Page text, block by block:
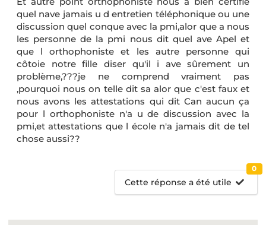
quel nave jamais u d entretien téléphonique ou une
discussion quel conque avec la pmi,alor que a nous
les personne de la pmi nous dit quel ave Apel et
que l orthophoniste et les autre personne qui
côtoie notre fille diser qu'il i ave sûrement un
problème,???je ne comprend vraiment pas
,pourquoi nous on telle dit sa alor que c'est faux et
nous avons les attestations qui dit Can aucun ça
pour l orthophoniste n'a u de discussion avec la
pmi,et attestations que l école n'a jamais dit de tel
chose aussi??
Cette réponse a été utile
0